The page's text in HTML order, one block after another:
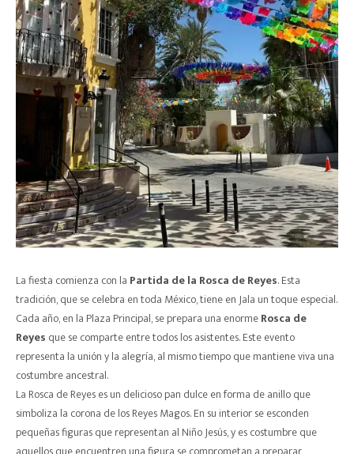
La fiesta comienza con la Partida de la Rosca de Reyes. Esta
tradición, que se celebra en toda México, tiene en Jala un toque especial.
Cada año, en la Plaza Principal, se prepara una enormeRosca de
Reyes que se comparte entre todos los asistentes. Este evento
representa la unión y la alegría, al mismo tiempo que mantiene viva una
costumbre ancestral.
La Rosca de Reyes es un delicioso pan dulce en forma de anillo que
simboliza la corona de los Reyes Magos. En su interior se esconden
pequeñas figuras que representan al Niño Jesús, y es costumbre que